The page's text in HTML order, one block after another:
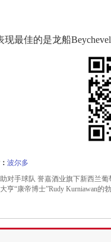
现最佳的是龙船
波尔多
对手球队 誉嘉酒业旗下新西兰
亨“康帝博士”Rudy Kurniawan的